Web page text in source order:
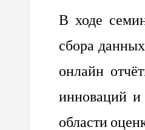
В ходе
сбора
онлайн
инноваций
области